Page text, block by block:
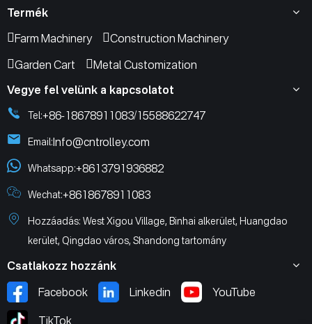
Termék
Farm Machinery
Construction Machinery
Garden Cart
Metal Customization
Vegye fel velünk a kapcsolatot
Tel:+86-18678911083/15588622747
Email:Info@cntrolley.com
Whatsapp:+8613791936882
Wechat:+8618678911083
Hozzáadás: West Xigou Village, Binhai alkerület, Huangdao
kerület, Qingdao város, Shandong tartomány
Csatlakozz hozzánk
Facebook
Linkedin YouTube
TikTok